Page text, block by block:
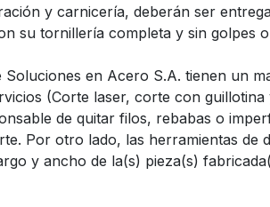
y carnicería, deberán ser
su tornillería completa y sin golpes
Soluciones en Acero S.A. tienen un
(Corte laser, corte con guillotina
de quitar filos, rebabas o
Por otro lado, las herramientas de
y ancho de la(s) pieza(s)